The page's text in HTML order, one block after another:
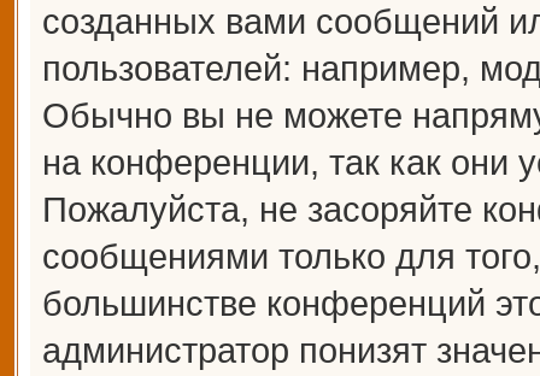
созданных вами сообщений
пользователей: например,
Обычно вы не можете
на конференции, так как они
Пожалуйста, не засоряйте
сообщениями только для
большинстве конференций
администратор понизят